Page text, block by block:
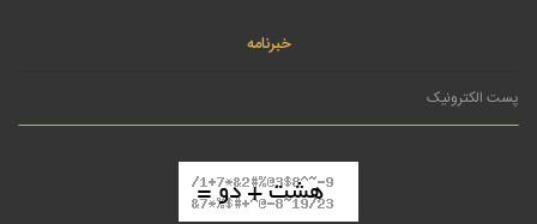
خبرنامه